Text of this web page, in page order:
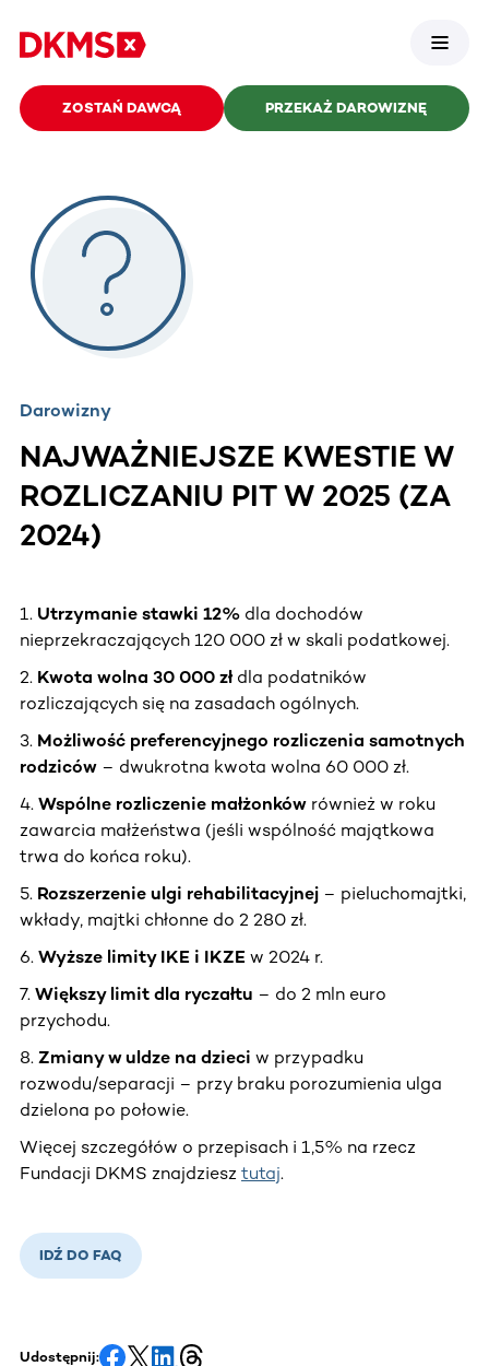
ZOSTAŃ DAWCĄ PRZEKAŻ DAROWIZNĘ
Darowizny
NAJWAŻNIEJSZE KWESTIE W
ROZLICZANIU PIT W 2025 (ZA
2024)
1. Utrzymanie stawki 12% dla dochodów
nieprzekraczających 120 000 zł w skali podatkowej.
2. Kwota wolna 30 000 zł dla podatników
rozliczających się na zasadach ogólnych.
3. Możliwość preferencyjnego rozliczenia samotnych
rodziców – dwukrotna kwota wolna 60 000 zł.
4. Wspólne rozliczenie małżonków również w roku
zawarcia małżeństwa (jeśli wspólność majątkowa
trwa do końca roku).
5. Rozszerzenie ulgi rehabilitacyjnej – pieluchomajtki,
wkłady, majtki chłonne do 2 280 zł.
6. Wyższe limity IKE i IKZE w 2024 r.
7. Większy limit dla ryczałtu – do 2 mln euro
przychodu.
8. Zmiany w uldze na dzieci w przypadku
rozwodu/separacji – przy braku porozumienia ulga
dzielona po połowie.
Więcej szczegółów o przepisach i 1,5% na rzecz
Fundacji DKMS znajdziesz tutaj.
IDŹ DO FAQ
Udostępnij: